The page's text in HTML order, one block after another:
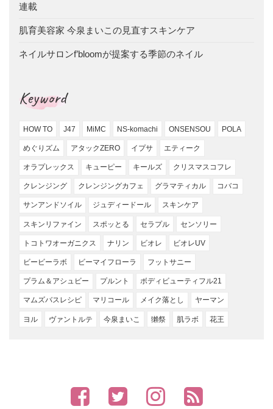
連載
肌育美容家 今泉まいこの見直すスキンケア
ネイルサロンf’bloomが提案する季節のネイル
Keyword
HOW TO J47 MiMC NS-komachi ONSENSOU POLA
めぐりズム アタックZERO イプサ エティーク
オラプレックス キューピー キールズ クリスマスコフレ
クレンジング クレンジングカフェ グラマティカル コバコ
サンアンドソイル ジュディードール スキンケア
スキンリファイン スポッとる セラプル センソリー
トコトワオーガニクス ナリン ビオレ ビオレUV
ビービーラボ ビーマイフローラ フットサニー
プラム＆アシュビー プルント ボディビューティフル21
マムズバスレシピ マリコール メイク落とし ヤーマン
ヨル ヴァントルテ 今泉まいこ 獺祭 肌ラボ 花王